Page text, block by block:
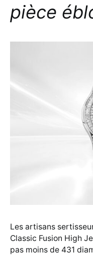
pièce
Les artisans
Classic Fusion High
pas moins de 431